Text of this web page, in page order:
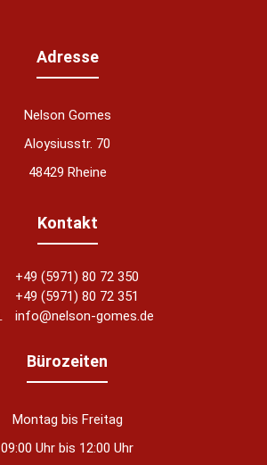
Adresse
Nelson Gomes
Aloysiusstr. 70
48429 Rheine
Kontakt
+49 (5971) 80 72 350
+49 (5971) 80 72 351
info@nelson-gomes.de
Bürozeiten
Montag bis Freitag
09:00 Uhr bis 12:00 Uhr